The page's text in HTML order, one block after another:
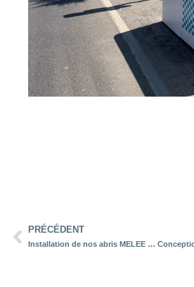
PRÉCÉDENT
Installation de nos abris MELEE sur Mondeville